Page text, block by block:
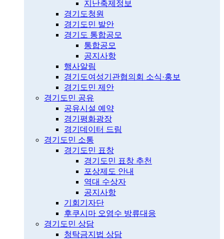
지난축제정보
경기도청원
경기도민 발안
경기도 통합공모
통합공모
공지사항
행사알림
경기도여성기관협의회 소식·홍보
경기도민 제안
경기도민 공유
공유시설 예약
경기평화광장
경기데이터 드림
경기도민 소통
경기도민 표창
경기도민 표창 추천
포상제도 안내
역대 수상자
공지사항
기회기자단
후쿠시마 오염수 방류대응
경기도민 상담
청탁금지법 상담